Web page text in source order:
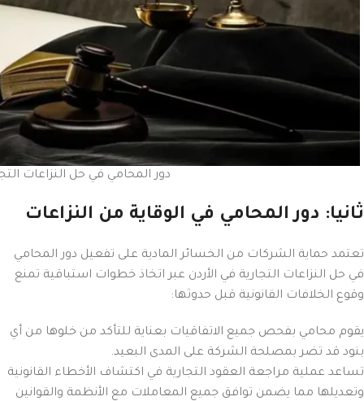
دور المحامي في حل النزاعات
ثانيا: دور المحامي في الوقاية من النزاعات
تعتمد حماية الشركات من الخسائر المادية على تفعيل دور المحامي
في حل النزاعات التجارية في الأردن عبر اتخاذ خطوات استباقية تمنع
وقوع الخلافات القانونية قبل حدوثها:
يقوم محامي بفحص جميع الاتفاقيات بعناية للتأكد من خلوها من أي
بنود قد تضر بمصلحة الشركة على المدى البعيد.
تساعد عملية مراجعة العقود التجارية في اكتشاف الأخطاء القانونية
وتعديلها مما يضمن توافق جميع المعاملات مع الأنظمة والقوانين